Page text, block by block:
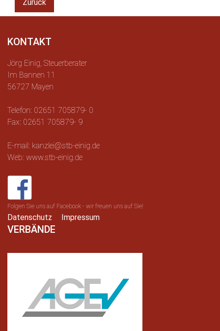
Zurück
KONTAKT
Jörg Einig, Steuerberater
Im Bannen 11
56727 Mayen
Telefon: 02651 705879- 0
Fax: 02651 705879- 9
E-mail: kanzlei@stb-einig.de
Web: www.stb-einig.de
Folgen Sie uns auf Facebook - wir freuen uns auf Sie!
Datenschutz Impressum
VERBÄNDE